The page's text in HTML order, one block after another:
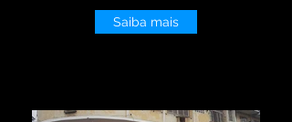
Saiba mais